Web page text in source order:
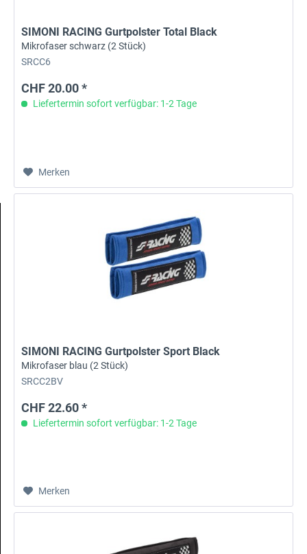
SIMONI RACING Gurtpolster Total Black
Mikrofaser schwarz (2 Stück)
SRCC6
CHF 20.00 *
Liefertermin sofort verfügbar: 1-2 Tage
Merken
SIMONI RACING Gurtpolster Sport Black
Mikrofaser blau (2 Stück)
SRCC2BV
CHF 22.60 *
Liefertermin sofort verfügbar: 1-2 Tage
Merken